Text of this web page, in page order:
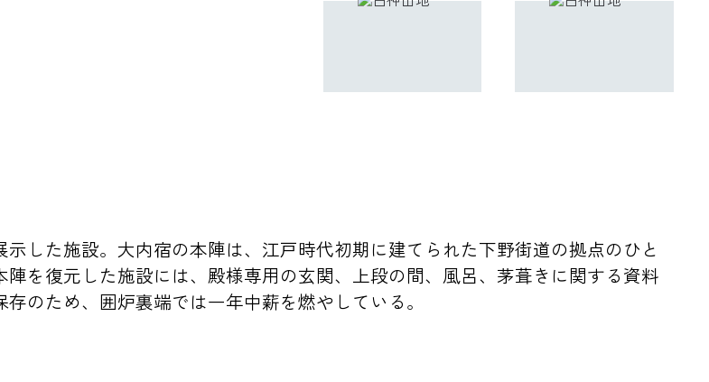
した施設。大内宿の本陣は、江戸時代初期に建てられた下野街道の拠点のひと
を復元した施設には、殿様専用の玄関、上段の間、風呂、茅葺きに関する資料
のため、囲炉裏端では一年中薪を燃やしている。